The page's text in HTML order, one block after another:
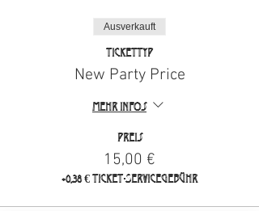
Ausverkauft
Tickettyp
New Party Price
Mehr Infos
Preis
15,00 €
+0,38 € Ticket-Servicegebühr